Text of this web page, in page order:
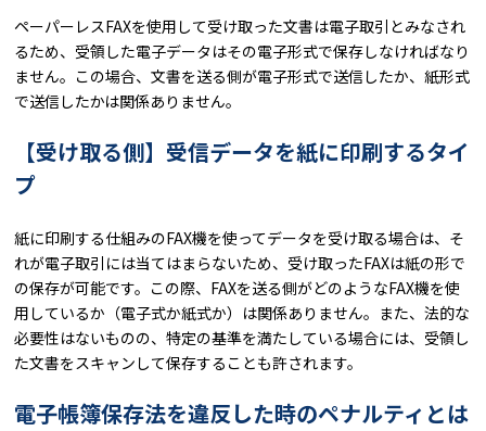
ペーパーレスFAXを使用して受け取った文書は電子取引とみなされ
るため、受領した電子データはその電子形式で保存しなければなり
ません。この場合、文書を送る側が電子形式で送信したか、紙形式
で送信したかは関係ありません。
【受け取る側】受信データを紙に印刷するタイ
プ
紙に印刷する仕組みのFAX機を使ってデータを受け取る場合は、そ
れが電子取引には当てはまらないため、受け取ったFAXは紙の形で
の保存が可能です。この際、FAXを送る側がどのようなFAX機を使
用しているか（電子式か紙式か）は関係ありません。また、法的な
必要性はないものの、特定の基準を満たしている場合には、受領し
た文書をスキャンして保存することも許されます。
電子帳簿保存法を違反した時のペナルティとは